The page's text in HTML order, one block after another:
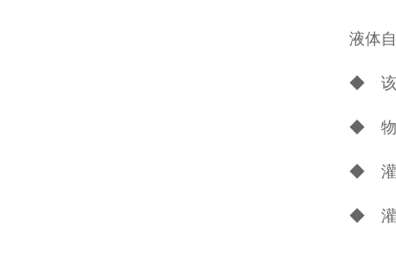
液体
◆ 该
◆ 物
◆ 灌
◆ 灌